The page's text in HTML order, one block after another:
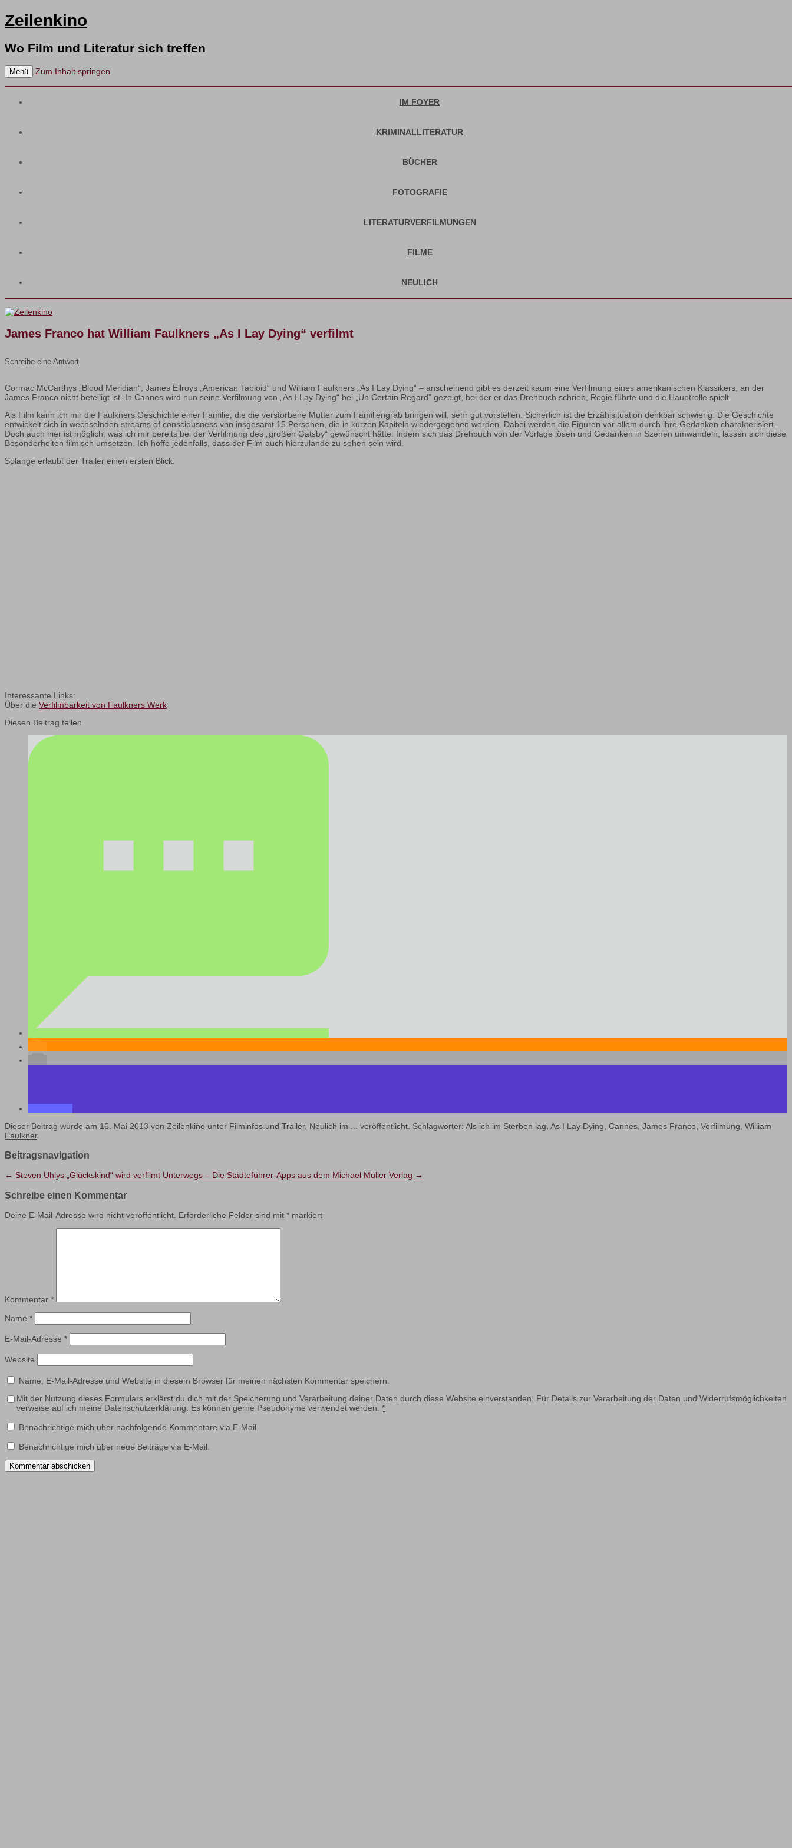
Zeilenkino
Wo Film und Literatur sich treffen
Menü Zum Inhalt springen
IM FOYER
KRIMINALLITERATUR
BÜCHER
FOTOGRAFIE
LITERATURVERFILMUNGEN
FILME
NEULICH
James Franco hat William Faulkners „As I Lay Dying“ verfilmt
Schreibe eine Antwort
Cormac McCarthys „Blood Meridian“, James Ellroys „American Tabloid“ und William Faulkners „As I Lay Dying“ – anscheinend gibt es derzeit kaum eine Verfilmung eines amerikanischen Klassikers, an der
James Franco nicht beteiligt ist. In Cannes wird nun seine Verfilmung von „As I Lay Dying“ bei „Un Certain Regard” gezeigt, bei der er das Drehbuch schrieb, Regie führte und die Hauptrolle spielt.
Als Film kann ich mir die Faulkners Geschichte einer Familie, die die verstorbene Mutter zum Familiengrab bringen will, sehr gut vorstellen. Sicherlich ist die Erzählsituation denkbar schwierig: Die Geschichte
entwickelt sich in wechselnden streams of consciousness von insgesamt 15 Personen, die in kurzen Kapiteln wiedergegeben werden. Dabei werden die Figuren vor allem durch ihre Gedanken charakterisiert.
Doch auch hier ist möglich, was ich mir bereits bei der Verfilmung des „großen Gatsby“ gewünscht hätte: Indem sich das Drehbuch von der Vorlage lösen und Gedanken in Szenen umwandeln, lassen sich diese
Besonderheiten filmisch umsetzen. Ich hoffe jedenfalls, dass der Film auch hierzulande zu sehen sein wird.
Solange erlaubt der Trailer einen ersten Blick:
Interessante Links:
Über die Verfilmbarkeit von Faulkners Werk
Diesen Beitrag teilen
Dieser Beitrag wurde am 16. Mai 2013 von Zeilenkino unter Filminfos und Trailer, Neulich im ... veröffentlicht. Schlagwörter: Als ich im Sterben lag As I Lay Dying Cannes James Franco Verfilmung William
Faulkner.
Beitragsnavigation
← Steven Uhlys „Glückskind“ wird verfilmt Unterwegs – Die Städteführer-Apps aus dem Michael Müller Verlag →
Schreibe einen Kommentar
Deine E-Mail-Adresse wird nicht veröffentlicht. Erforderliche Felder sind mit * markiert
Kommentar *
Name *
E-Mail-Adresse *
Website
Name, E-Mail-Adresse und Website in diesem Browser für meinen nächsten Kommentar speichern.
Mit der Nutzung dieses Formulars erklärst du dich mit der Speicherung und Verarbeitung deiner Daten durch diese Website einverstanden. Für Details zur Verarbeitung der Daten und Widerrufsmöglichkeiten
verweise auf ich meine Datenschutzerklärung. Es können gerne Pseudonyme verwendet werden. *
Benachrichtige mich über nachfolgende Kommentare via E-Mail.
Benachrichtige mich über neue Beiträge via E-Mail.